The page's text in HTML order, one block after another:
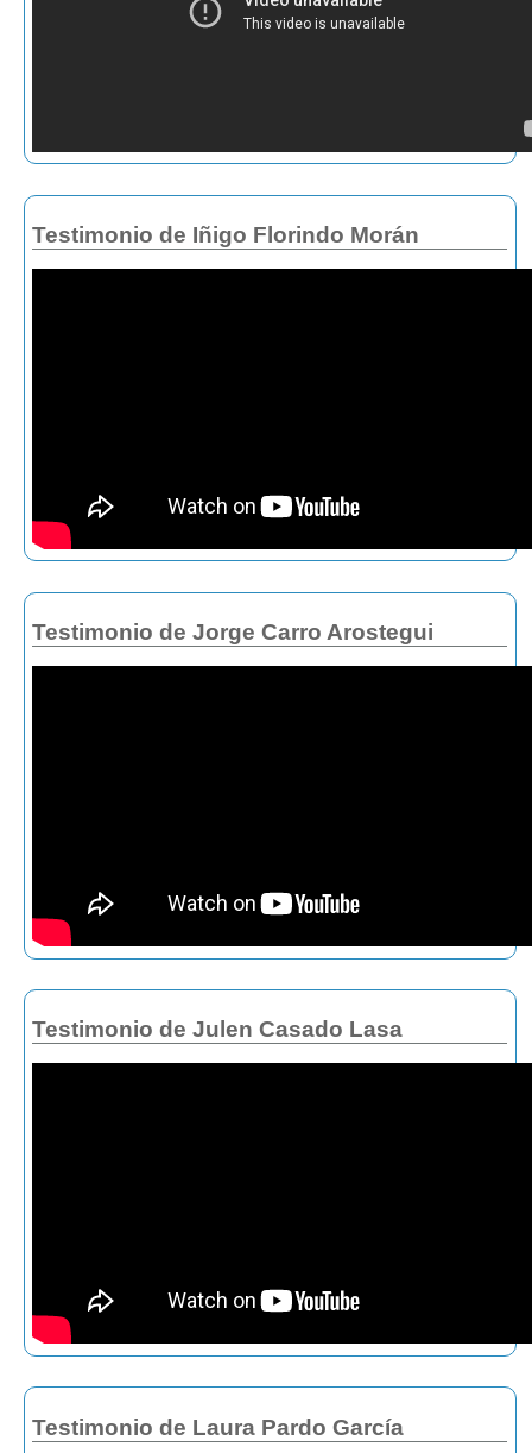
Testimonio de Iñigo Florindo Morán
Testimonio de Jorge Carro Arostegui
Testimonio de Julen Casado Lasa
Testimonio de Laura Pardo García